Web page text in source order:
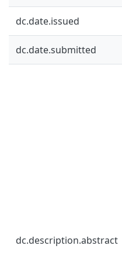
dc.date.issued
dc.date.submitted
dc.description.abstract